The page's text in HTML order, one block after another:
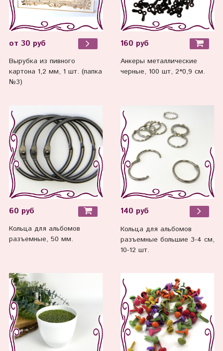
от 30 руб
Вырубка из пивного
картона 1,2 мм, 1 шт. (папка
№3)
160 руб
Анкеры металлические
черные, 100 шт, 2*0,9 см.
60 руб
Кольца для альбомов
разъемные, 50 мм.
140 руб
Кольца для альбомов
разъемные большие 3-4 см,
10-12 шт.